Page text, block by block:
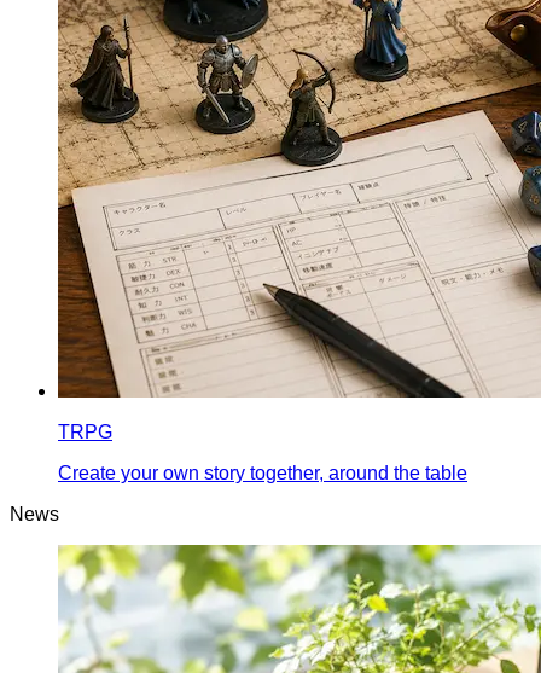
TRPG
Create your own story together, around the table
News